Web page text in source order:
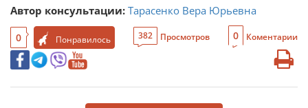
Автор консультации: Тарасенко Вера Юрьевна
0 Понравилось 382 Просмотров 0 Коментарии